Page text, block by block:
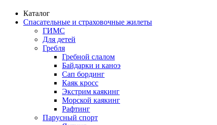
Каталог
Спасательные и страховочные жилеты
ГИМС
Для детей
Гребля
Гребной слалом
Байдарки и каноэ
Сап бординг
Каяк кросс
Экстрим каякинг
Морской каякинг
Рафтинг
Парусный спорт